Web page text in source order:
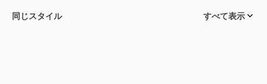
同じスタイル すべて表示